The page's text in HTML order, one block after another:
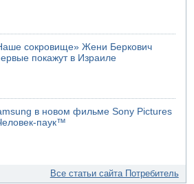
сокровище» Жени Беркович
покажут в Израиле
в новом фильме Sony Pictures
паук™
Все статьи сайта Потребитель